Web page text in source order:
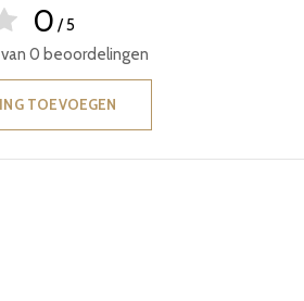
0 / 5
0 beoordelingen
TOEVOEGEN